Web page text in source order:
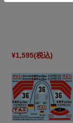
¥1,595(税込)